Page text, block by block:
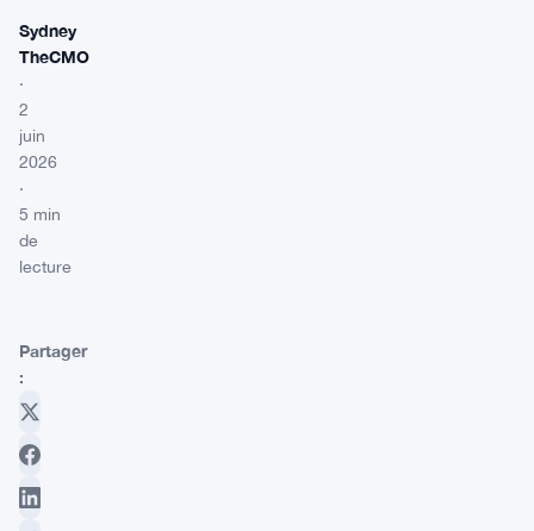
Sydney
TheCMO
·
2
juin
2026
·
5 min
de
lecture
Partager
: